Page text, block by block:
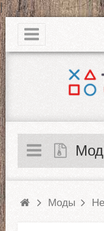
|
Моды